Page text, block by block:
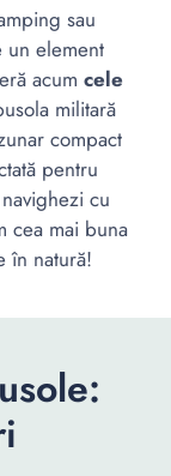
sau
un element
acum cele
militară
compact
pentru
cu
cea mai buna
în natură!